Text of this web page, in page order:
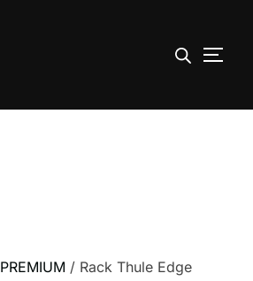
PREMIUM / Rack Thule Edge